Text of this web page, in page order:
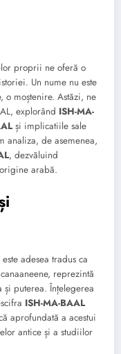
proprii ne oferă o
Un nume nu este
o moștenire. Astăzi, ne
explorând ISH-MA-
și implicatiile sale
analiza, de asemenea,
, dezvăluind
arabă.
adesea tradus ca
reprezintă
și puterea. Înțelegerea
ISH-MA-BAAL
aprofundată a acestui
antice și a studiilor